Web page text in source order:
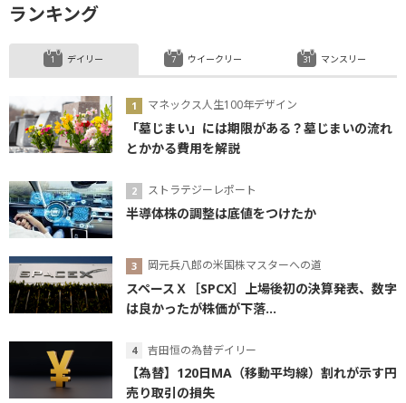
ランキング
デイリー
マネックス人生100年デザイン
「墓じまい」には期限がある？墓じまいの流れ
とかかる費用を解説
ストラテジーレポート
半導体株の調整は底値をつけたか
岡元兵八郎の米国株マスターへの道
スペースＸ［SPCX］上場後初の決算発表、数字
は良かったが株価が下落...
吉田恒の為替デイリー
【為替】120日MA（移動平均線）割れが示す円
売り取引の損失
ウイークリー マンスリー